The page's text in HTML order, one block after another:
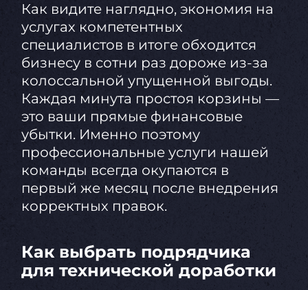
Как видите наглядно, экономия на
услугах компетентных
специалистов в итоге обходится
бизнесу в сотни раз дороже из-за
колоссальной упущенной выгоды.
Каждая минута простоя корзины —
это ваши прямые финансовые
убытки. Именно поэтому
профессиональные услуги нашей
команды всегда окупаются в
первый же месяц после внедрения
корректных правок.
Как выбрать подрядчика
для технической доработки